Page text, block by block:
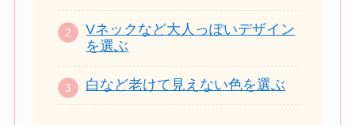
Vネックなど大人っぽいデザイン
を選ぶ
白など老けて見えない色を選ぶ